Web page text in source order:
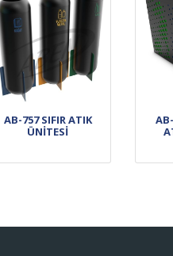
AB-757 SIFIR ATIK
ÜNİTESİ